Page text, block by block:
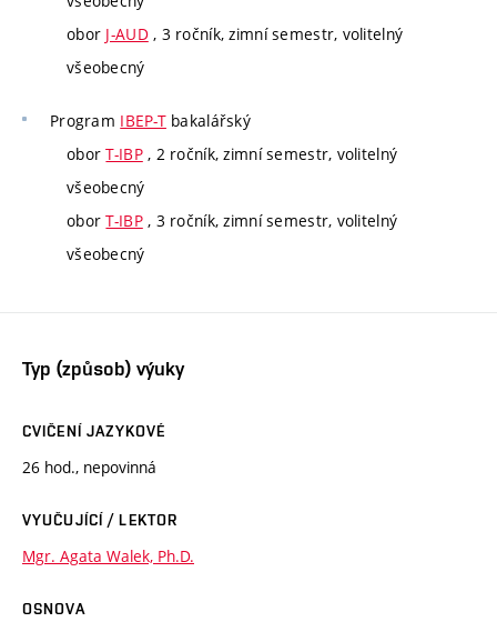
obor J-AUD, 3 ročník, zimní semestr, volitelný
všeobecný
Program IBEP-Tbakalářský
oborT-IBP, 2 ročník, zimní semestr, volitelný
všeobecný
oborT-IBP, 3 ročník, zimní semestr, volitelný
všeobecný
Typ (způsob) výuky
CVIČENÍ JAZYKOVÉ
26 hod., nepovinná
VYUČUJÍCÍ / LEKTOR
Mgr. Agata Walek, Ph.D.
OSNOVA